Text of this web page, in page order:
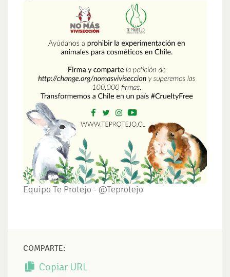
Equipo Te Protejo - @Teprotejo
COMPARTE:
Copiar URL